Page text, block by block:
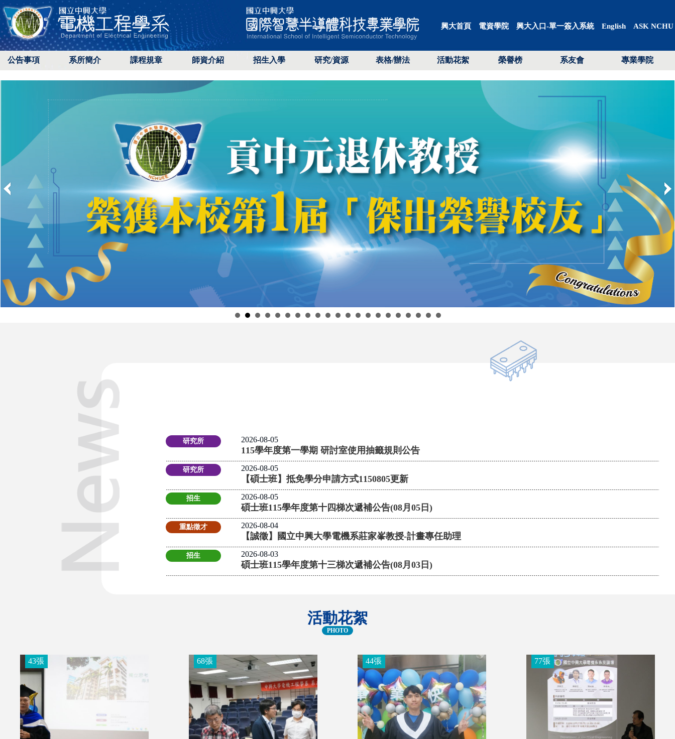
興大首頁 電資學院 興大入口-單一簽入系統 English ASK NCHU
公告事項 系所簡介 課程規章 師資介紹 招生入學 研究/資源 表格/辦法 活動花絮 榮譽榜 系友會 專業學院